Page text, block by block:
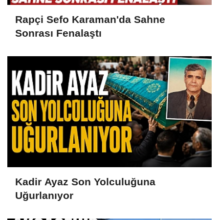
Rapçi Sefo Karaman'da Sahne
Sonrası Fenalaştı
Kadir Ayaz Son Yolculuğuna
Uğurlanıyor